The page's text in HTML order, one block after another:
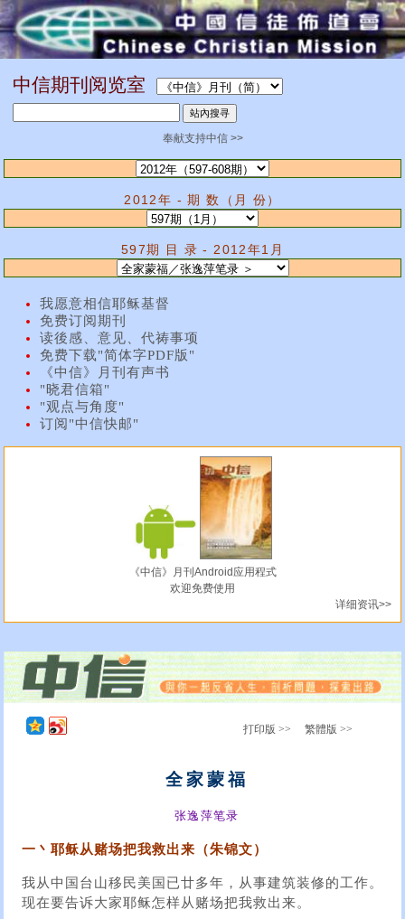
中信期刊阅览室
奉献支持中信 >>
2012年 - 期 数（月 份）
597期 目 录 - 2012年1月
我愿意相信耶稣基督
免费订阅期刊
读後感、意见、代祷事项
免费下载"简体字PDF版"
《中信》月刊有声书
"晓君信箱"
"观点与角度"
订阅"中信快邮"
《中信》月刊Android应用程式
欢迎免费使用
详细资讯>>
打印版 >> 繁體版 >>
全家蒙福
张逸萍笔录
一丶耶稣从赌场把我救出来（朱锦文）
我从中国台山移民美国已廿多年，从事建筑装修的工作。
现在要告诉大家耶稣怎样从赌场把我救出来。